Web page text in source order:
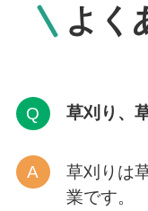
よく
草刈り、
草刈りは
業です。